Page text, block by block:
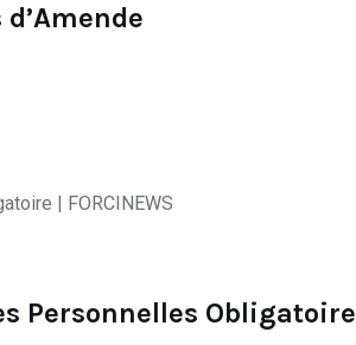
Personnelles Obligatoire